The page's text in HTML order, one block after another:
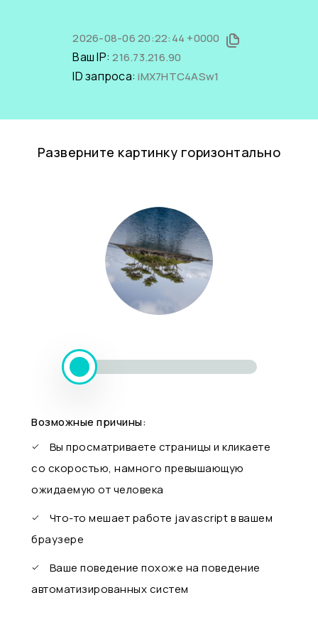
2026-08-06 20:22:44 +0000
Ваш IP:216.73.216.90
ID запроса:iMX7HTC4ASw1
Разверните картинку горизонтально
Возможные причины:
Вы просматриваете страницы и кликаете
со скоростью, намного превышающую
ожидаемую от человека
Что-то мешает работе javascript в вашем
браузере
Ваше поведение похоже на поведение
автоматизированных систем